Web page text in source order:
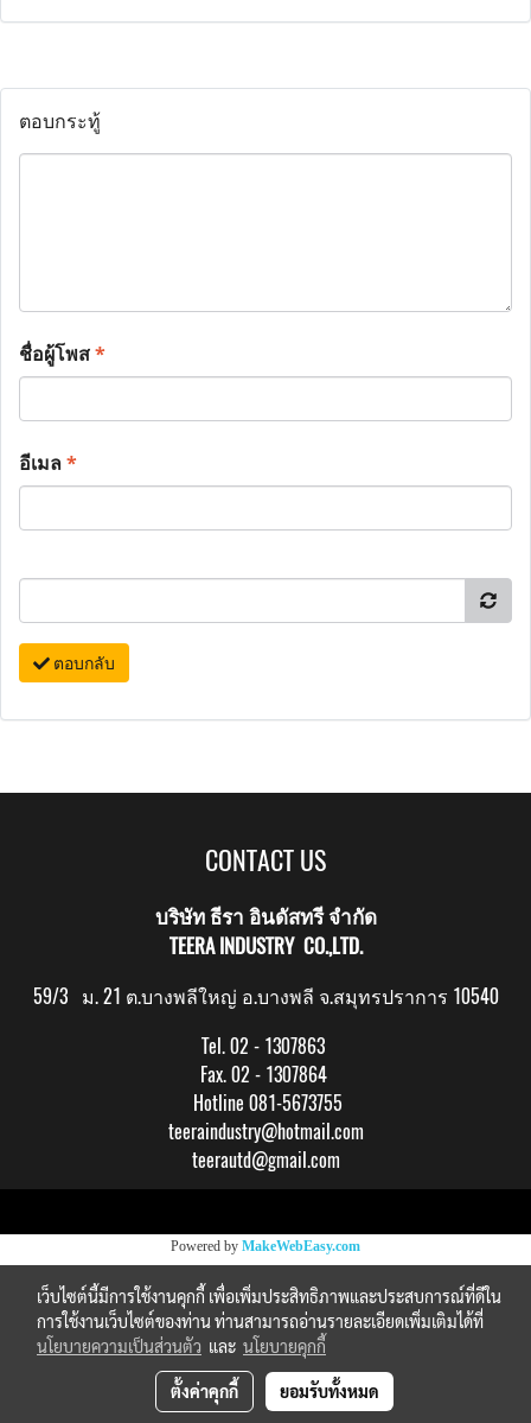
ตอบกระทู้
ชื่อผู้โพส*
อีเมล*
ตอบกลับ
CONTACT US
บริษัท ธีรา อินดัสทรี จำกัด
TEERA INDUSTRY CO.,LTD.
59/3 ม. 21 ต.บางพลีใหญ่ อ.บางพลี จ.สมุทรปราการ 10540
Tel. 02 - 1307863
Fax. 02 - 1307864
Hotline 081-5673755
teeraindustry@hotmail.com
teerautd@gmail.com
Powered by MakeWebEasy.com
เว็บไซต์นี้มีการใช้งานคุกกี้ เพื่อเพิ่มประสิทธิภาพและประสบการณ์ที่ดีใน
การใช้งานเว็บไซต์ของท่าน ท่านสามารถอ่านรายละเอียดเพิ่มเติมได้ที่
นโยบายความเป็นส่วนตัว และ นโยบายคุกกี้
ตั้งค่าคุกกี้ ยอมรับทั้งหมด